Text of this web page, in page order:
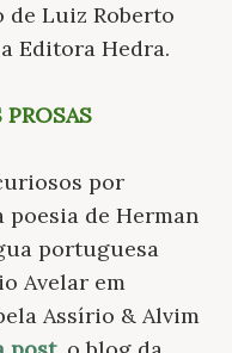
de Luiz Roberto
Editora Hedra.
por
poesia de Herman
portuguesa
Avelar em
Assírio & Alvim